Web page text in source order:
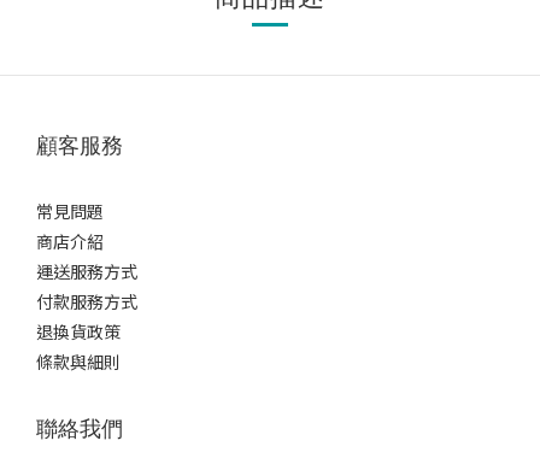
顧客服務
常見問題
商店介紹
運送服務方式
付款服務方式
退換貨政策
條款與細則
聯絡我們